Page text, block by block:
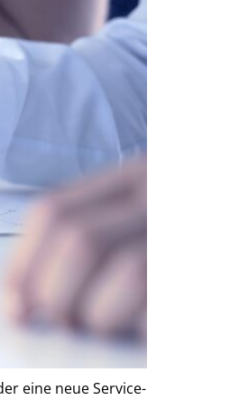
eine neue Service-